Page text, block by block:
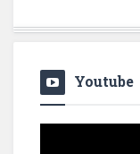
Youtube